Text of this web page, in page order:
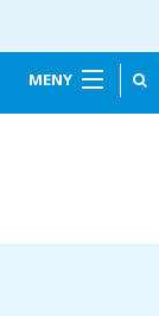
MENY